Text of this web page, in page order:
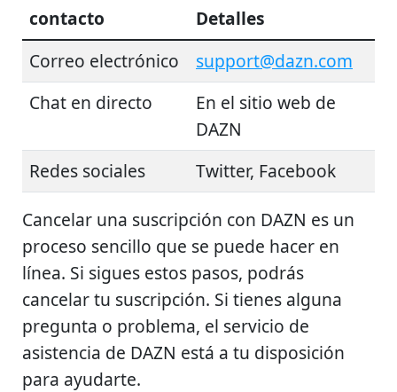
contacto
Detalles
Correo electrónico
support@dazn.com
Chat en directo
En el sitio web de
DAZN
Redes sociales
Twitter, Facebook
Cancelar una suscripción con DAZN es un
proceso sencillo que se puede hacer en
línea. Si sigues estos pasos, podrás
cancelar tu suscripción. Si tienes alguna
pregunta o problema, el servicio de
asistencia de DAZN está a tu disposición
para ayudarte.